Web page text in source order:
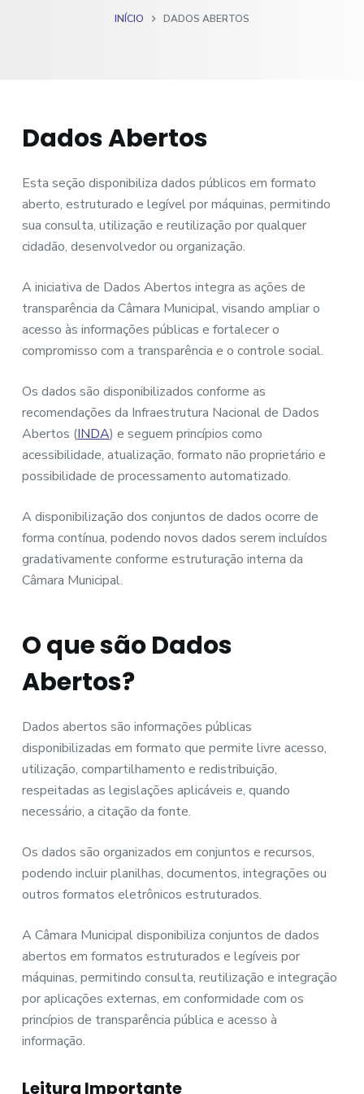
INÍCIO DADOS ABERTOS
Dados Abertos
Esta seção disponibiliza dados públicos em formato
aberto, estruturado e legível por máquinas, permitindo
sua consulta, utilização e reutilização por qualquer
cidadão, desenvolvedor ou organização.
A iniciativa de Dados Abertos integra as ações de
transparência da Câmara Municipal, visando ampliar o
acesso às informações públicas e fortalecer o
compromisso com a transparência e o controle social.
Os dados são disponibilizados conforme as
recomendações da Infraestrutura Nacional de Dados
Abertos (INDA) e seguem princípios como
acessibilidade, atualização, formato não proprietário e
possibilidade de processamento automatizado.
A disponibilização dos conjuntos de dados ocorre de
forma contínua, podendo novos dados serem incluídos
gradativamente conforme estruturação interna da
Câmara Municipal.
O que são Dados
Abertos?
Dados abertos são informações públicas
disponibilizadas em formato que permite livre acesso,
utilização, compartilhamento e redistribuição,
respeitadas as legislações aplicáveis e, quando
necessário, a citação da fonte.
Os dados são organizados em conjuntos e recursos,
podendo incluir planilhas, documentos, integrações ou
outros formatos eletrônicos estruturados.
A Câmara Municipal disponibiliza conjuntos de dados
abertos em formatos estruturados e legíveis por
máquinas, permitindo consulta, reutilização e integração
por aplicações externas, em conformidade com os
princípios de transparência pública e acesso à
informação.
Leitura Importante